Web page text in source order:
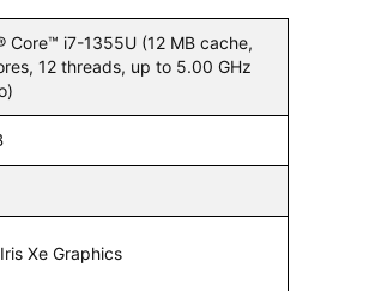
Intel Iris XE Graphics
Core™ i7-1355U (12 MB cache,
12 threads, up to 5.00 GHz
Xe Graphics